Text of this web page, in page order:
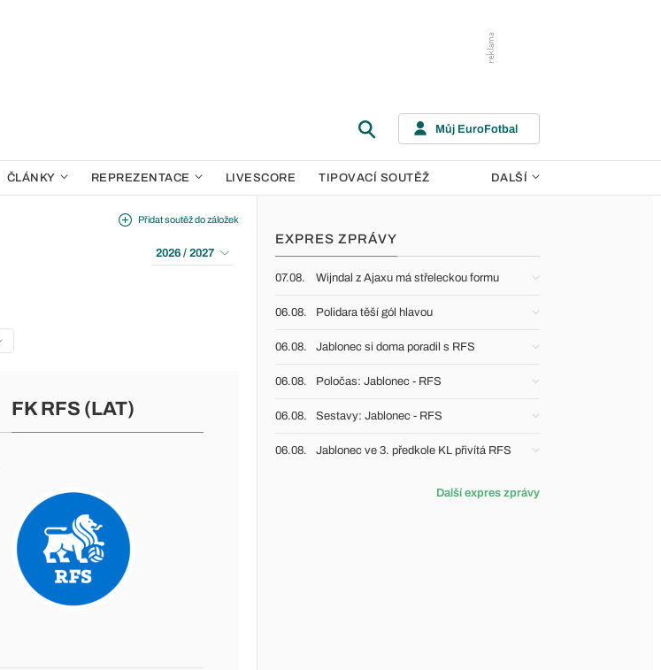
Můj EuroFotbal
ČLÁNKY REPREZENTACE LIVESCORE TIPOVACÍ SOUTĚŽ DALŠÍ
Přidat soutěž do záložek
2026 / 2027
FK RFS (LAT)
EXPRES ZPRÁVY
07.08. Wijndal z Ajaxu má střeleckou formu
06.08. Polidara těší gól hlavou
06.08. Jablonec si doma poradil s RFS
06.08. Poločas: Jablonec - RFS
06.08. Sestavy: Jablonec - RFS
06.08. Jablonec ve 3. předkole KL přivítá RFS
Další expres zprávy